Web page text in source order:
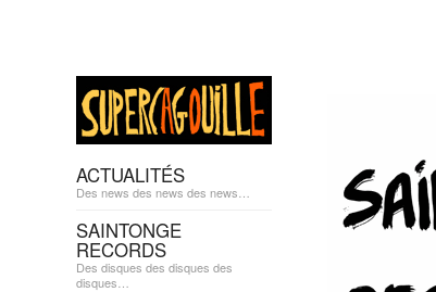
ACTUALITÉS
Des news des news des news…
SAINTONGE
RECORDS
Des disques des disques des
disques…